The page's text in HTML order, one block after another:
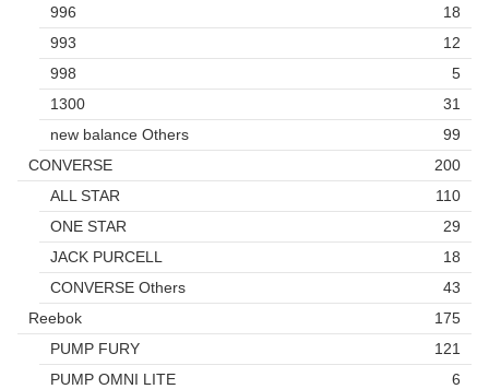
996
18
993
12
998
5
1300
31
new balance Others
99
CONVERSE
200
ALL STAR
110
ONE STAR
29
JACK PURCELL
18
CONVERSE Others
43
Reebok
175
PUMP FURY
121
PUMP OMNI LITE
6